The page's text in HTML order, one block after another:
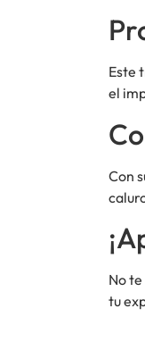
Este
el
Con
No
tu